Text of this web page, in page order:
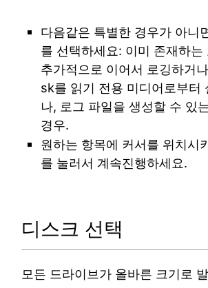
다음같은 특별한 경우가 아니
를 선택하세요: 이미 존재하는
추가적으로 이어서 로깅하거
sk를 읽기 전용 미디어로부터
나, 로그 파일을 생성할 수 있
경우.
원하는 항목에 커서를 위치시
를 눌러서 계속진행하세요.
디스크 선택
모든 드라이브가 올바른 크기로